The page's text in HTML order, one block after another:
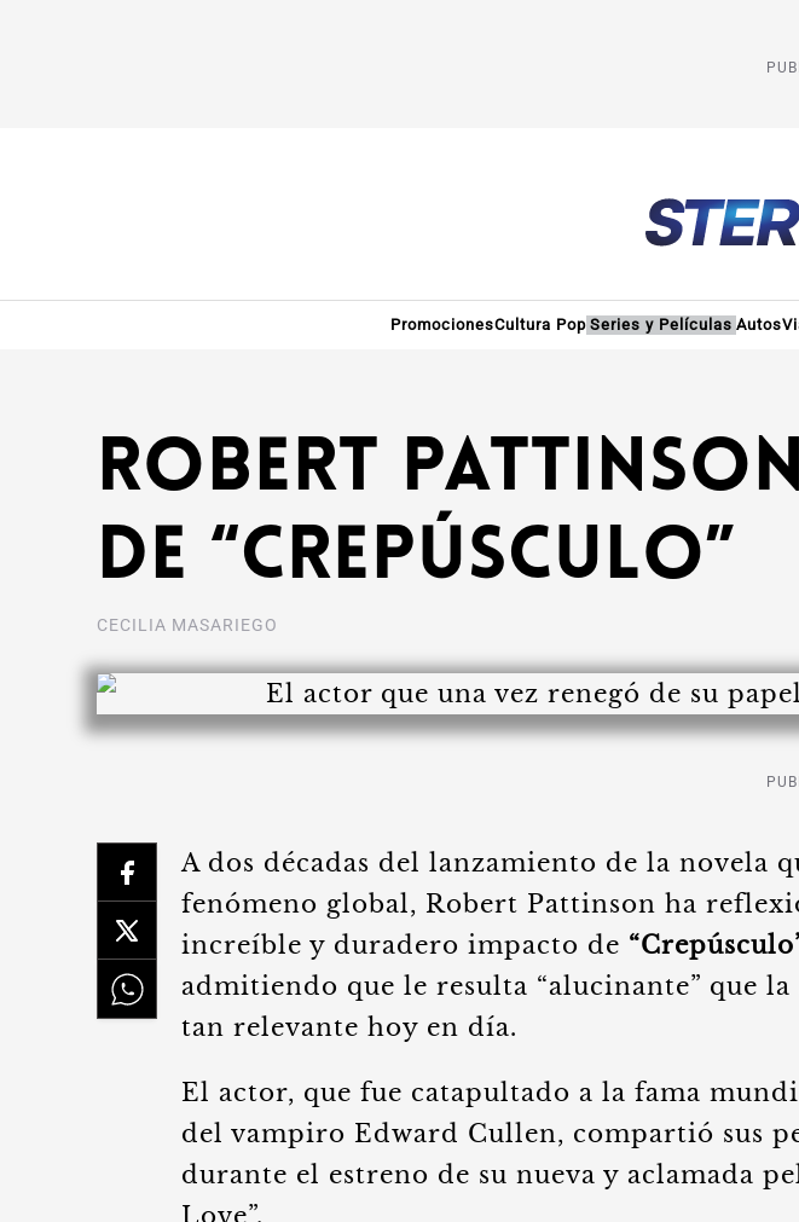
PromocionesCultura Pop Series y Películas Autos
Robert
de “Crepúsculo”
CECILIA MASARIEGO
A dos décadas del lanzamiento de la novela
fenómeno global, Robert Pattinson ha
increíble y duradero impacto de
admitiendo que le resulta “alucinante” que la
tan relevante hoy en día.
El actor, que fue catapultado a la fama
del vampiro Edward Cullen, compartió sus
durante el estreno de su nueva y aclamada
Love”.